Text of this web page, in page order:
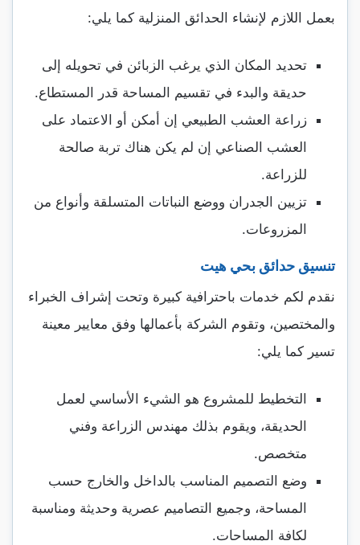
بعمل اللازم لإنشاء الحدائق المنزلية كما يلي:
تحديد المكان الذي يرغب الزبائن في تحويله إلى
حديقة والبدء في تقسيم المساحة قدر المستطاع.
زراعة العشب الطبيعي إن أمكن أو الاعتماد على
العشب الصناعي إن لم يكن هناك تربة صالحة
للزراعة.
تزيين الجدران ووضع النباتات المتسلقة وأنواع من
المزروعات.
تنسيق حدائق بحي هيت
نقدم لكم خدمات باحترافية كبيرة وتحت إشراف الخبراء
والمختصين، وتقوم الشركة بأعمالها وفق معايير معينة
تسير كما يلي:
التخطيط للمشروع هو الشيء الأساسي لعمل
الحديقة، ويقوم بذلك مهندس الزراعة وفني
متخصص.
وضع التصميم المناسب بالداخل والخارج حسب
المساحة، وجميع التصاميم عصرية وحديثة ومناسبة
لكافة المساحات.